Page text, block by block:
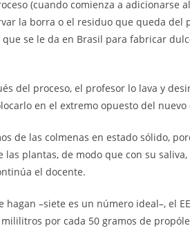
(cuando comienza a adicionarse
la borra o el residuo que queda del
se le da en Brasil para fabricar
del proceso, el profesor lo lava y
en el extremo opuesto del nuevo
de las colmenas en estado sólido,
las plantas, de modo que con su
el docente.
hagan –siete es un número ideal–, el
por cada 50 gramos de